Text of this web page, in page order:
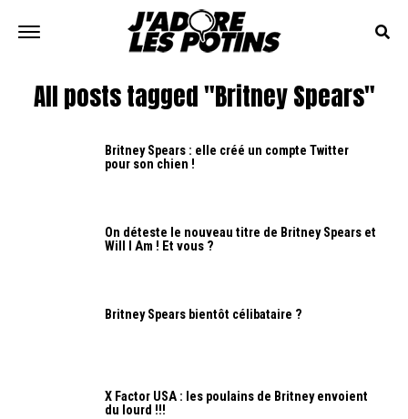
All posts tagged "Britney Spears"
Britney Spears : elle créé un compte Twitter
pour son chien !
On déteste le nouveau titre de Britney Spears et
Will I Am ! Et vous ?
Britney Spears bientôt célibataire ?
X Factor USA : les poulains de Britney envoient
du lourd !!!